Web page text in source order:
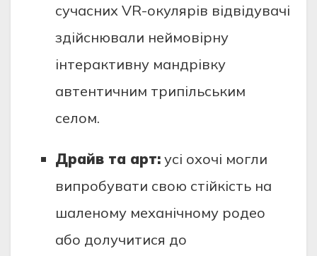
сучасних VR-окулярів відвідувачі
здійснювали неймовірну
інтерактивну мандрівку
автентичним трипільським
селом.
Драйв та арт:усі охочі могли
випробувати свою стійкість на
шаленому механічному родео
або долучитися до